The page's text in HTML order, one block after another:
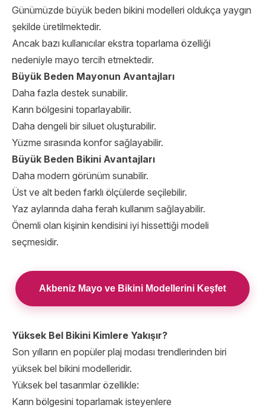
Günümüzde büyük beden bikini modelleri oldukça yaygın
şekilde üretilmektedir.
Ancak bazı kullanıcılar ekstra toparlama özelliği
nedeniyle mayo tercih etmektedir.
Büyük Beden Mayonun Avantajları
Daha fazla destek sunabilir.
Karın bölgesini toparlayabilir.
Daha dengeli bir siluet oluşturabilir.
Yüzme sırasında konfor sağlayabilir.
Büyük Beden Bikini Avantajları
Daha modern görünüm sunabilir.
Üst ve alt beden farklı ölçülerde seçilebilir.
Yaz aylarında daha ferah kullanım sağlayabilir.
Önemli olan kişinin kendisini iyi hissettiği modeli
seçmesidir.
Akbeniz Mayo ve Bikini Modellerini Keşfet
Yüksek Bel Bikini Kimlere Yakışır?
Son yılların en popüler plaj modası trendlerinden biri
yüksek bel bikini modelleridir.
Yüksek bel tasarımlar özellikle:
Karın bölgesini toparlamak isteyenlere